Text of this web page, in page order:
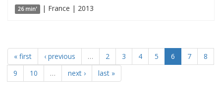
26 min' | France | 2013
« first ‹ previous … 2 3 4 5 6 7
8
9
10 … next › last »